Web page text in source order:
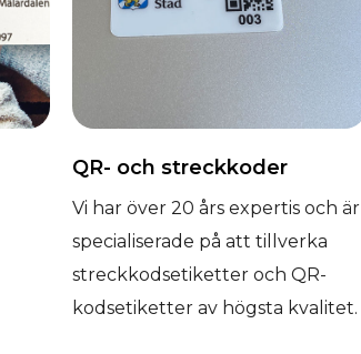
QR- och streckkoder
Vi har över 20 års expertis och är
specialiserade på att tillverka
streckkodsetiketter och QR-
kodsetiketter av högsta kvalitet.